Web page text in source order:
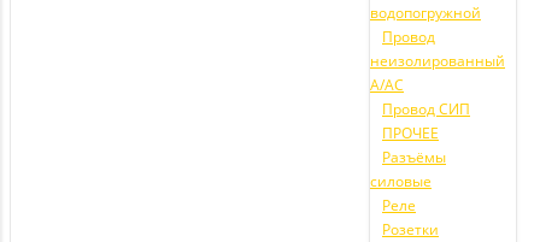
водопогружной
Провод
неизолированный
А/АС
Провод СИП
ПРОЧЕЕ
Разъёмы
силовые
Реле
Розетки